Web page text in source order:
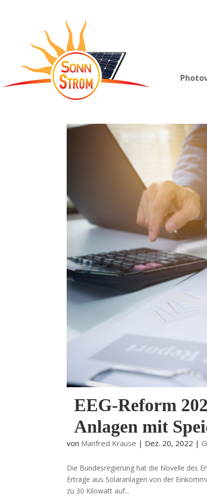
EEG-Reform
Anlagen mit
von Manfred Krause | Dez. 20, 2022 |
Die Bundesregierung hat die Novelle des
Erträge aus Solaranlagen von der
zu 30 Kilowatt auf...